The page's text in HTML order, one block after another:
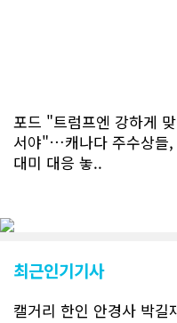
포드 "트럼프엔 강하게 맞
서야"…캐나다 주수상들,
대미 대응 놓..
최근인기기사